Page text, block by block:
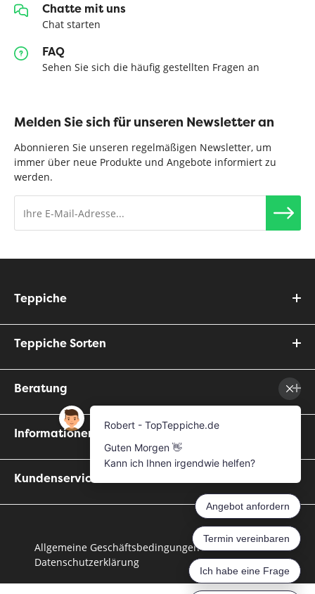
Chatte mit uns
Chat starten
FAQ
Sehen Sie sich die häufig gestellten Fragen an
Melden Sie sich für unseren Newsletter an
Abonnieren Sie unseren regelmäßigen Newsletter, um
immer über neue Produkte und Angebote informiert zu
werden.
Teppiche
Teppiche Sorten
Beratung
Informationen
Kundenservice
Allgemeine Geschäftsbedingungen
Datenschutzerklärung